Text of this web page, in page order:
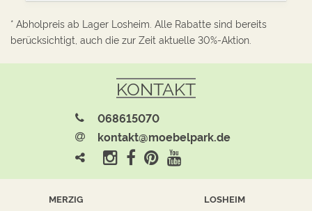
* Abholpreis ab Lager Losheim. Alle Rabatte sind bereits
berücksichtigt, auch die zur Zeit aktuelle 30%-Aktion.
KONTAKT
068615070
kontakt@moebelpark.de
MERZIG
LOSHEIM